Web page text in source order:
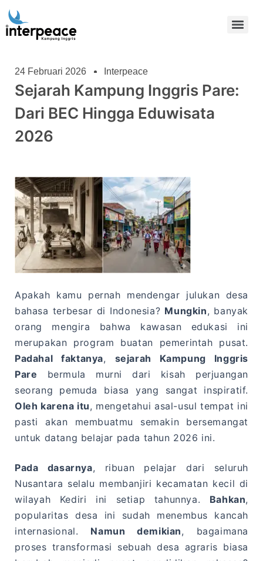
24 Februari 2026 Interpeace
Sejarah Kampung Inggris Pare:
Dari BEC Hingga Eduwisata
2026
Apakah kamu pernah mendengar julukan desa
bahasa terbesar di Indonesia? Mungkin, banyak
orang mengira bahwa kawasan edukasi ini
merupakan program buatan pemerintah pusat.
Padahal faktanya, sejarah Kampung Inggris
Pare bermula murni dari kisah perjuangan
seorang pemuda biasa yang sangat inspiratif.
Oleh karena itu, mengetahui asal-usul tempat ini
pasti akan membuatmu semakin bersemangat
untuk datang belajar pada tahun 2026 ini.
Pada dasarnya, ribuan pelajar dari seluruh
Nusantara selalu membanjiri kecamatan kecil di
wilayah Kediri ini setiap tahunnya. Bahkan,
popularitas desa ini sudah menembus kancah
internasional. Namun demikian, bagaimana
proses transformasi sebuah desa agraris biasa